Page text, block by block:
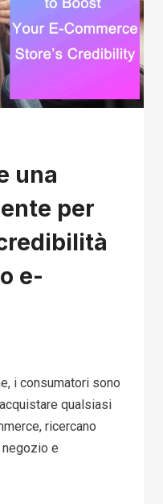
una
per
e-
i consumatori sono
qualsiasi
ricercano
e